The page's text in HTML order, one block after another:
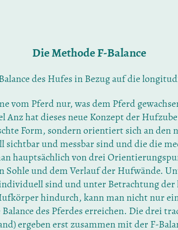
Die Methode F-Balance
des Hufes in Bezug auf die
vom Pferd nur, was dem Pferd
hat dieses neue Konzept der
Form, sondern orientiert sich an den
und messbar sind und die die
hauptsächlich von drei
Sohle und dem Verlauf der Hufwände.
sind und unter Betrachtung
hindurch, kann man nicht nur
des Pferdes erreichen. Die drei
ergeben erst zusammen mit der F-